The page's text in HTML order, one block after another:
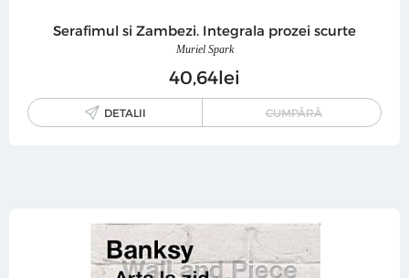
Serafimul si Zambezi. Integrala prozei scurte
Muriel Spark
40 64lei
DETALII CUMPĂRĂ